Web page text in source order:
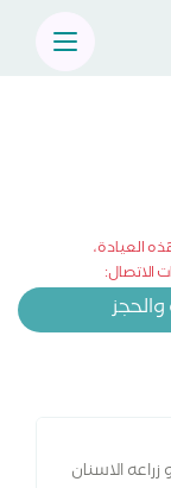
العيادة،
الاتصال:
الاسنان